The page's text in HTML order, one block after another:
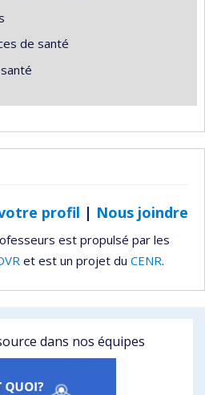
de santé
profil | Nous joindre
est propulsé par les
et est un projet du CENR.
dans nos équipes